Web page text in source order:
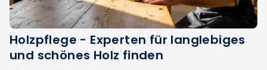
Holzpflege - Experten für langlebiges
und schönes Holz finden